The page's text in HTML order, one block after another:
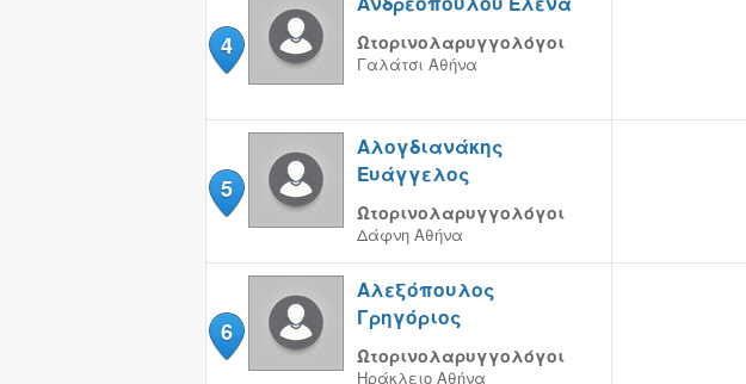
4 Ωτορινολαρυγγολόγοι
Γαλάτσι Αθήνα
5
Αλογδιανάκης
Ευάγγελος
Ωτορινολαρυγγολόγοι
Δάφνη Αθήνα
6
Αλεξόπουλος
Γρηγόριος
Ωτορινολαρυγγολόγοι
Ηράκλειο Αθήνα